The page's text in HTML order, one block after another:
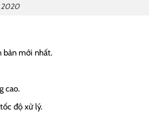
2020
bản mới nhất.
cao.
độ xử lý.